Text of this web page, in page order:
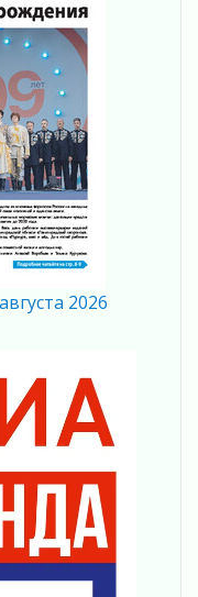
на два
пространства
пока не
за год
2026